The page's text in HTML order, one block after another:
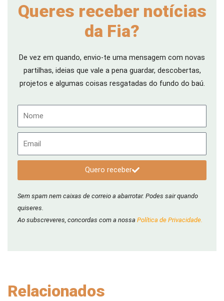
Queres receber notícias
da Fia?
De vez em quando, envio-te uma mensagem com novas
partilhas, ideias que vale a pena guardar, descobertas,
projetos e algumas coisas resgatadas do fundo do baú.
Quero receber
Sem spam nem caixas de correio a abarrotar. Podes sair quando
quiseres.
Ao subscreveres, concordas com a nossa Política de Privacidade.
Relacionados